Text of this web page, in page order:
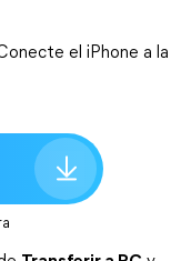
el iPhone a la